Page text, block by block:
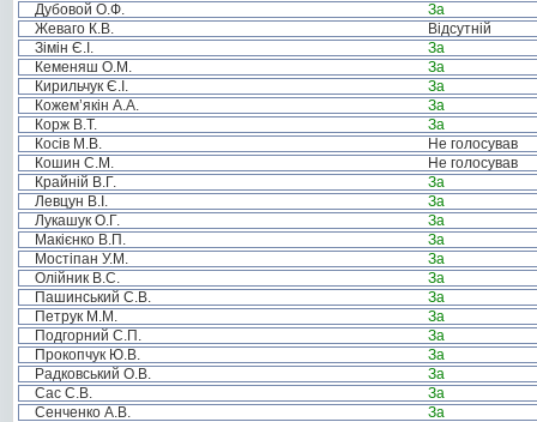
Дубовой О.Ф.
За
Жеваго К.В.
Відсутній
Зімін Є.І.
За
Кеменяш О.М.
За
Кирильчук Є.І.
За
Кожем’якін А.А.
За
Корж В.Т.
За
Косів М.В.
Не голосував
Кошин С.М.
Не голосував
Крайній В.Г.
За
Левцун В.І.
За
Лукашук О.Г.
За
Макієнко В.П.
За
Мостіпан У.М.
За
Олійник В.С.
За
Пашинський С.В.
За
Петрук М.М.
За
Подгорний С.П.
За
Прокопчук Ю.В.
За
Радковський О.В.
За
Сас С.В.
За
Сенченко А.В.
За